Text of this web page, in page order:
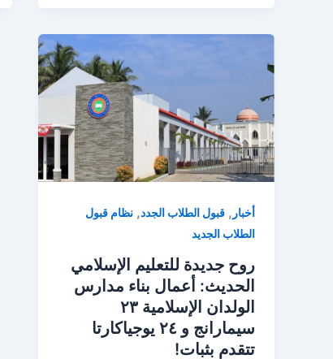
أخبار , قبول الطلاب الجدد, نظام قبول
الطلاب الجديد
روح جديدة للتعليم الإسلامي
الحديث: أعمال بناء مدارس
الولدان الإسلامية ٢٣
سيمارانج و ٢٤ يوجياكارتا
تتقدم بثبات!